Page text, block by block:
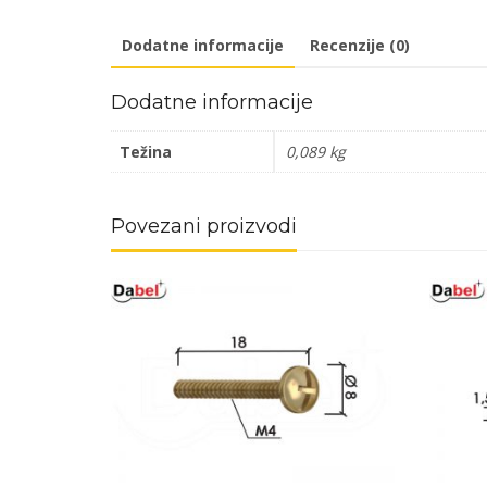
Dodatne informacije Recenzije (0)
Dodatne informacije
Težina 0,089 kg
Povezani proizvodi